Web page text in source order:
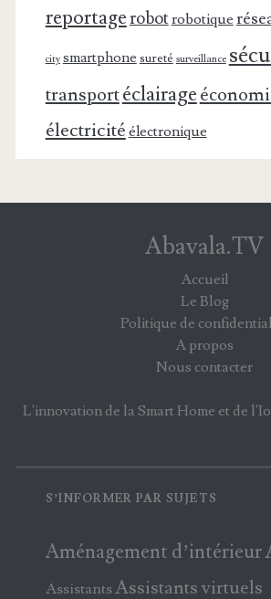
reportagerobotrobotique
city smartphone sureté surveillance
transportéclairage
électricité électronique
Abavala.TV
Accueil
Le Blog
Politique de
A propos
Nous contacter
L'innovation de la Smart Home et de
S’INFORMER PAR SUJETS
Aménagement d’intérieur
AssistantsAssistants virtuels